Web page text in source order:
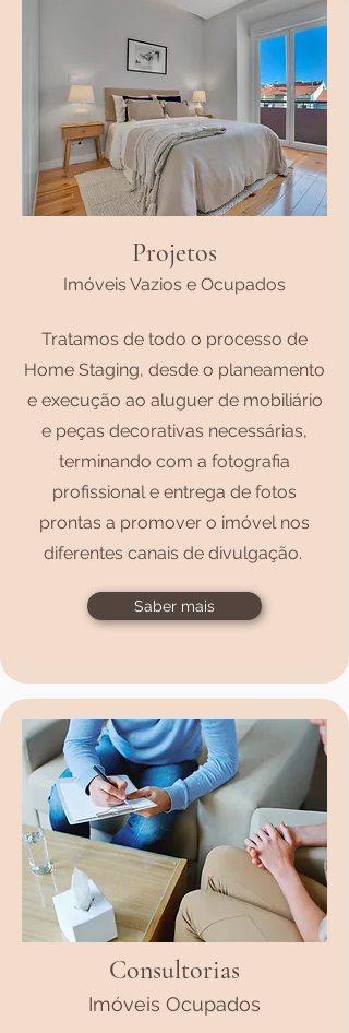
Projetos
Imóveis Vazios e Ocupados
Tratamos de todo o processo de
Home Staging, desde o planeamento
e execução ao aluguer de mobiliário
e peças decorativas necessárias,
terminando com a fotografia
profissional e entrega de fotos
prontas a promover o imóvel nos
diferentes canais de divulgação.
Saber mais
Consultorias
Imóveis Ocupados